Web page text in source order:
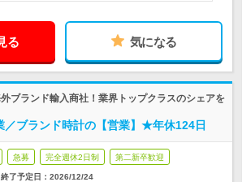
る 気になる
ブランド輸入商社！業界トップクラスのシェアを
／ブランド時計の【営業】★年休124日
急募 完全週休2日制 第二新卒歓迎
終了予定日： 2026/12/24